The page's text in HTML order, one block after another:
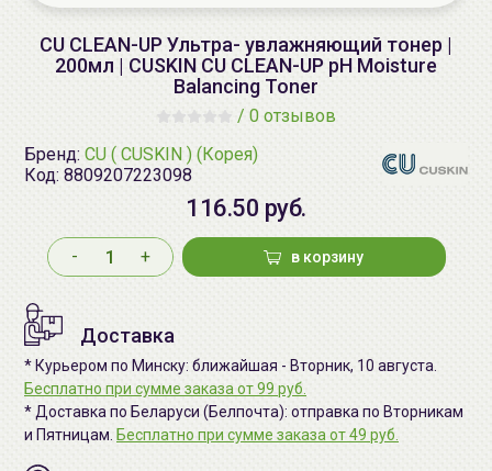
CU CLEAN-UP Ультра- увлажняющий тонер |
200мл | CUSKIN CU CLEAN-UP pH Moisture
Balancing Toner
/ 0 отзывов
Бренд: CU ( CUSKIN ) (Корея)
Код: 8809207223098
116.50 руб.
- + в корзину
Доставка
* Курьером по Минску: ближайшая - Вторник, 10 августа.
Бесплатно при сумме заказа от 99 руб.
* Доставка по Беларуси (Белпочта): отправка по Вторникам
и Пятницам. Бесплатно при сумме заказа от 49 руб.